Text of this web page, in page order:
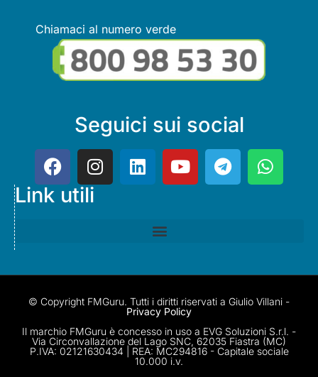
Chiamaci al numero verde
Seguici sui social
Link utili
© Copyright FMGuru. Tutti i diritti riservati a Giulio Villani -
Privacy Policy
Il marchio FMGuru è concesso in uso a EVG Soluzioni S.r.l. -
Via Circonvallazione del Lago SNC, 62035 Fiastra (MC)
P.IVA: 02121630434 | REA: MC294816 - Capitale sociale
10.000 i.v.